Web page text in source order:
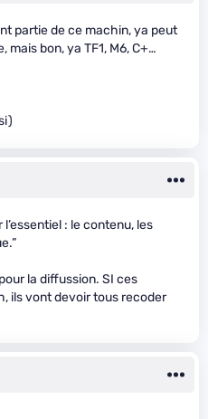
partie de ce machin, ya peut
bon, ya TF1, M6, C+…
: le contenu, les
la diffussion. SI ces
ils vont devoir tous recoder